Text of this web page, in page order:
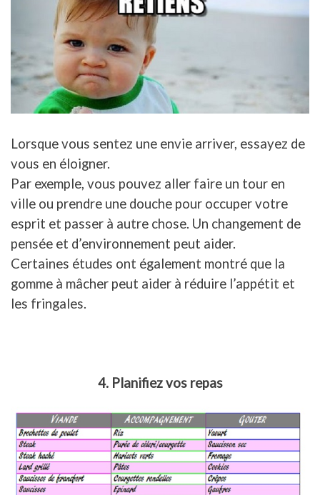
Lorsque vous sentez une envie arriver, essayez de
vous en éloigner.
Par exemple, vous pouvez aller faire un tour en
ville ou prendre une douche pour occuper votre
esprit et passer à autre chose. Un changement de
pensée et d’environnement peut aider.
Certaines études ont également montré que la
gomme à mâcher peut aider à réduire l’appétit et
les fringales.
4. Planifiez vos repas